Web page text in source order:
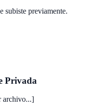
subiste previamente.
Privada
archivo...]